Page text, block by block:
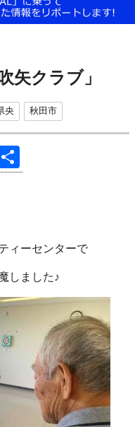
矢クラブ」
央 秋田市
有
ィーセンターで
しました♪